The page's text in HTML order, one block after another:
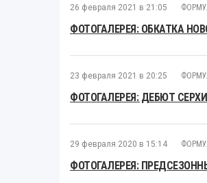
26 февраля 2021 в 21:05
ФОТОГАЛЕРЕЯ: ОБКАТКА
23 февраля 2021 в 20:25
ФОТОГАЛЕРЕЯ: ДЕБЮТ
29 февраля 2020 в 15:14
ФОТОГАЛЕРЕЯ: